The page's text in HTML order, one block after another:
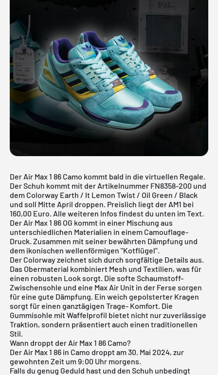
Der Air Max 1 86 Camo kommt bald in die virtuellen Regale.
Der Schuh kommt mit der Artikelnummer FN8358-200 und
dem Colorway Earth / lt Lemon Twist / Oil Green / Black
und soll Mitte April droppen. Preislich liegt der AM1 bei
160,00 Euro. Alle weiteren Infos findest du unten im Text.
Der Air Max 1 86 OG kommt in einer Mischung aus
unterschiedlichen Materialien in einem Camouflage-
Druck. Zusammen mit seiner bewährten Dämpfung und
dem ikonischen wellenförmigen "Kotflügel".
Der Colorway zeichnet sich durch sorgfältige Details aus.
Das Obermaterial kombiniert Mesh und Textilien, was für
einen robusten Look sorgt. Die softe Schaumstoff-
Zwischensohle und eine Max Air Unit in der Ferse sorgen
für eine gute Dämpfung. Ein weich gepolsterter Kragen
sorgt für einen ganztägigen Trage- Komfort. Die
Gummisohle mit Waffelprofil bietet nicht nur zuverlässige
Traktion, sondern präsentiert auch einen traditionellen
Stil.
Wann droppt der Air Max 1 86 Camo?
Der Air Max 1 86 in Camo droppt am 30. Mai 2024, zur
gewohnten Zeit um 9:00 Uhr morgens.
Falls du genug Geduld hast und den Schuh unbedingt